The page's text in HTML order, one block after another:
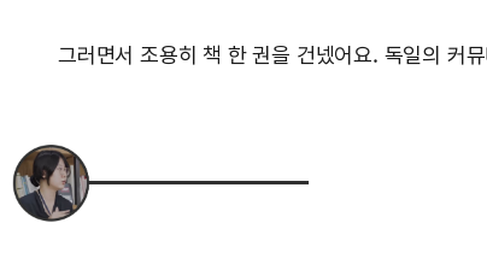
그러면서 조용히 책 한 권을 건넸어요. 독일의 커